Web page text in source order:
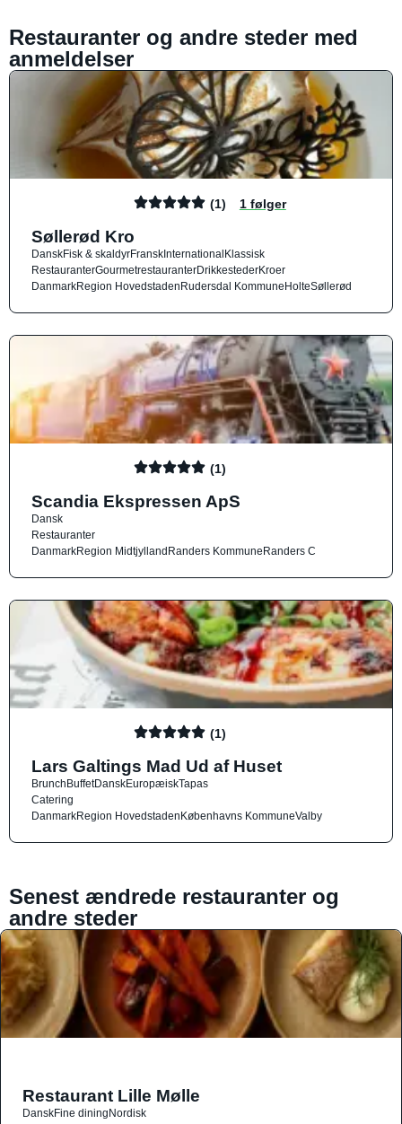
Restauranter og andre steder med
anmeldelser
(1) 1 følger
Søllerød Kro
DanskFisk & skaldyrFranskInternationalKlassisk
RestauranterGourmetrestauranterDrikkestederKroer
DanmarkRegion HovedstadenRudersdal KommuneHolteSøllerød
(1)
Scandia Ekspressen ApS
Dansk
Restauranter
DanmarkRegion MidtjyllandRanders KommuneRanders C
(1)
Lars Galtings Mad Ud af Huset
BrunchBuffetDanskEuropæiskTapas
Catering
DanmarkRegion HovedstadenKøbenhavns KommuneValby
Senest ændrede restauranter og
andre steder
Restaurant Lille Mølle
DanskFine diningNordisk